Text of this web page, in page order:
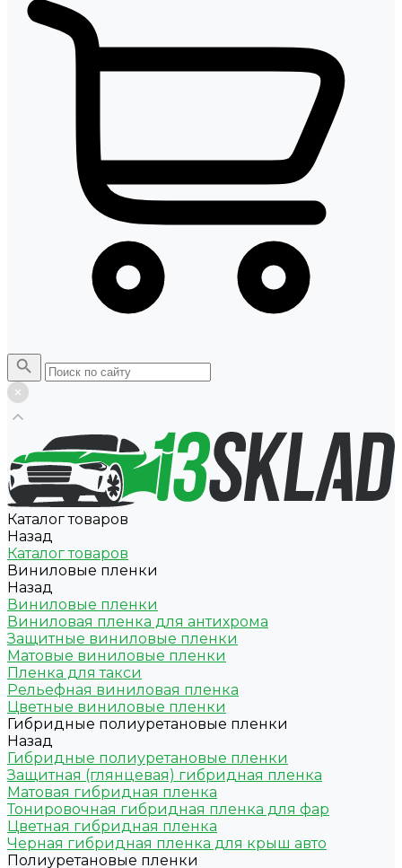
Каталог товаров
Назад
Каталог товаров
Виниловые пленки
Назад
Виниловые пленки
Виниловая пленка для антихрома
Защитные виниловые пленки
Матовые виниловые пленки
Пленка для такси
Рельефная виниловая пленка
Цветные виниловые пленки
Гибридные полиуретановые пленки
Назад
Гибридные полиуретановые пленки
Защитная (глянцевая) гибридная пленка
Матовая гибридная пленка
Тонировочная гибридная пленка для фар
Цветная гибридная пленка
Черная гибридная пленка для крыш авто
Полиуретановые пленки